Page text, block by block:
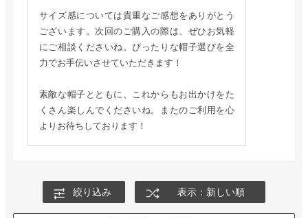
サイズ感については貴重なご感想をありがとう
ございます。次回のご購入の際は、ぜひお気軽
にご相談くださいね。ぴったりな帽子選びを全
力でお手伝いさせていただきます！
素敵な帽子とともに、これからもお出かけをた
くさん楽しんでくださいね。またのご利用を心
よりお待ちしております！
絞り込み 表示：新しい順